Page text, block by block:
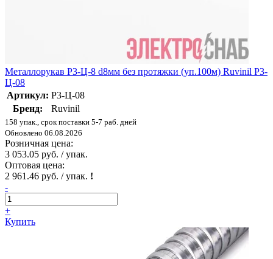
Металлорукав Р3-Ц-8 d8мм без протяжки (уп.100м) Ruvinil Р3-
Ц-08
Артикул: Р3-Ц-08
Бренд:
Ruvinil
158 упак., срок поставки 5-7 раб. дней
Обновлено 06.08.2026
Розничная цена:
3 053.05 руб. / упак.
Оптовая цена:
2 961.46 руб. / упак. !
-
+
Купить